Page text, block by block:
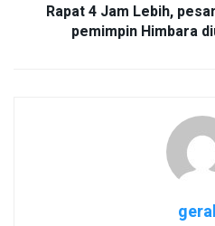
Rapat 4 Jam Lebih,
pemimpin Himbara